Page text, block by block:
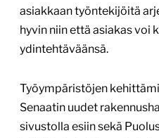
asiakkaan työntekijöitä
hyvin niin että asiakas voi
ydintehtäväänsä.
Työympäristöjen
Senaatin uudet
sivustolla esiin sekä